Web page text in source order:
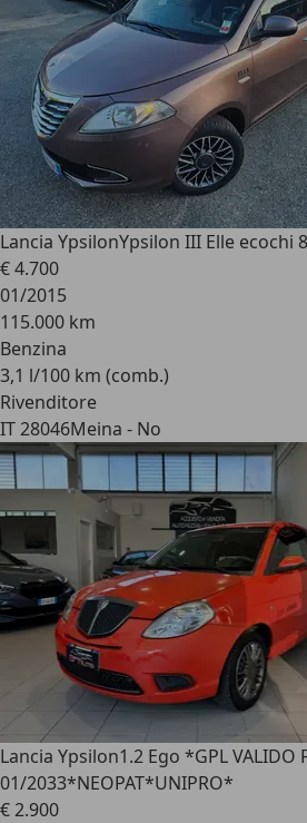
Lancia YpsilonYpsilon III Elle ecochi
€ 4.700
01/2015
115.000 km
Benzina
3,1 l/100 km (comb.)
Rivenditore
IT 28046Meina - No
Lancia Ypsilon1.2 Ego *GPL VALIDO
01/2033*NEOPAT*UNIPRO*
€ 2.900